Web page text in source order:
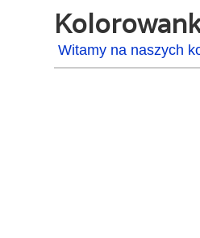
Witamy na naszych